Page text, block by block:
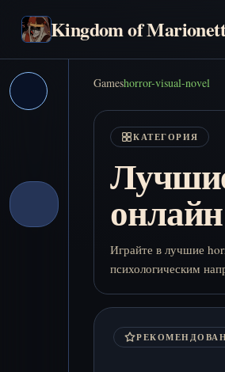
Kingdom of
Gameshorror-visual-novel
КАТЕГОРИЯ
Играйте в лучшие
психологическим